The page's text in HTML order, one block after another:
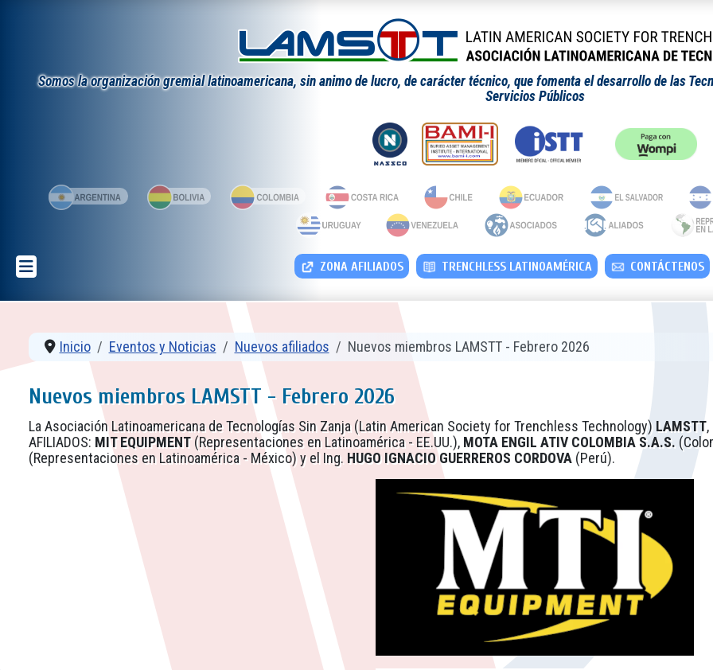
Somos la organización gremial latinoamericana, sin animo de lucro, de carácter técnico, que fomenta el desarrollo de las
Servicios Públicos
ZONA AFILIADOS TRENCHLESS LATINOAMÉRICA CONTÁCTENOS
Inicio Eventos y Noticias Nuevos afiliados Nuevos miembros LAMSTT - Febrero 2026
Nuevos miembros LAMSTT - Febrero 2026
La Asociación Latinoamericana de Tecnologías Sin Zanja (Latin American Society for Trenchless Technology) LAMSTT
AFILIADOS: MIT EQUIPMENT(Representaciones en Latinoamérica - EE.UU.), MOTA ENGIL ATIV COLOMBIA S.A.S.
(Representaciones en Latinoamérica - México) y el Ing. HUGO IGNACIO GUERREROS CORDOVA (Perú).